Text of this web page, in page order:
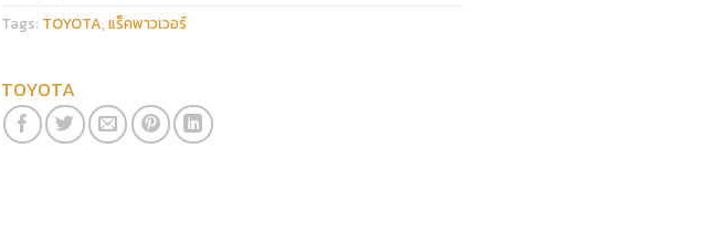
Tags: TOYOTA, แร็คพาวเวอร์
TOYOTA